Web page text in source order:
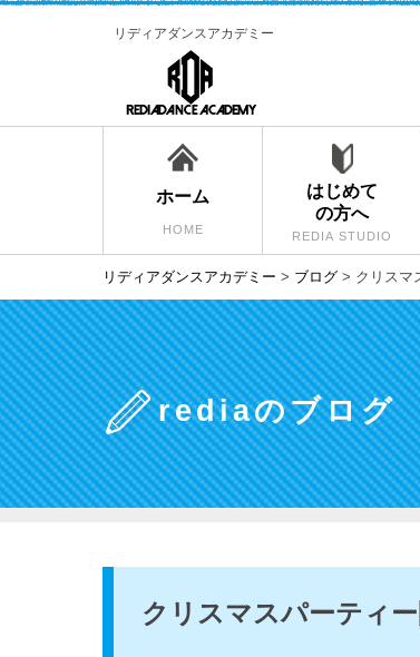
リディアダンスアカデミー
ホーム
HOME
はじめて
の方へ
REDIA STUDIO
リディアダンスアカデミー > ブログ > クリスマ
rediaのブログ
クリスマスパーティ